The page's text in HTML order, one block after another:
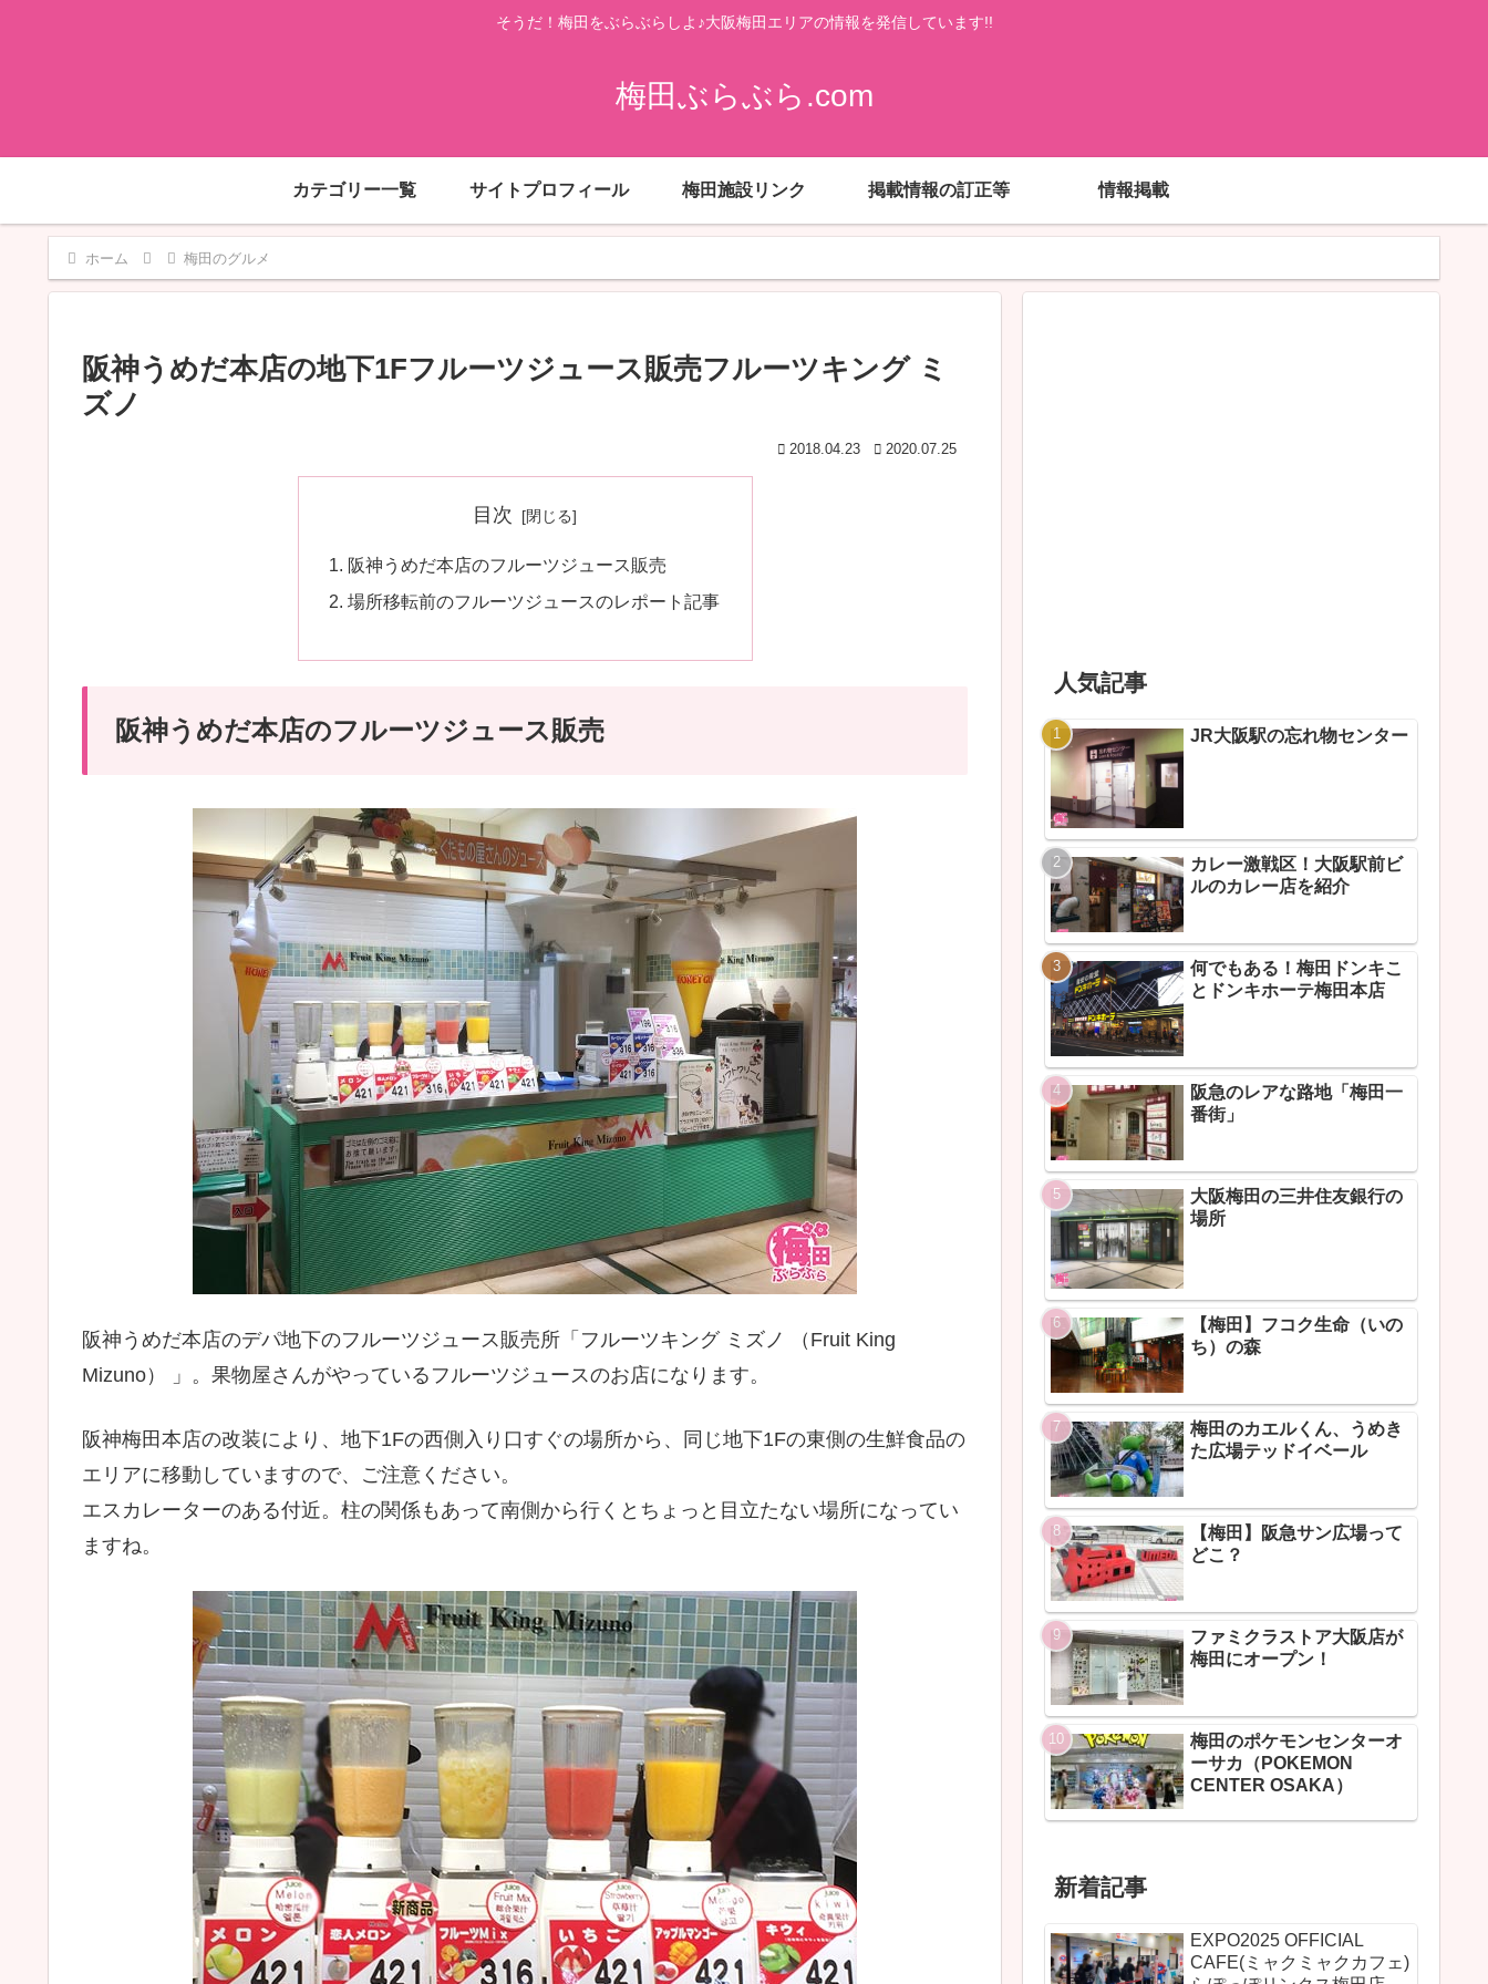
そうだ！梅田をぶらぶらしよ♪大阪梅田エリアの情報を発信しています!!
梅田ぶらぶら.com
カテゴリー一覧 サイトプロフィール 梅田施設リンク 掲載情報の訂正等 情報掲載
ホーム 梅田のグルメ
阪神うめだ本店の地下1Fフルーツジュース販売フルーツキング ミ
ズノ
2018.04.23 2020.07.25
目次
阪神うめだ本店のフルーツジュース販売
場所移転前のフルーツジュースのレポート記事
阪神うめだ本店のフルーツジュース販売
阪神うめだ本店のデパ地下のフルーツジュース販売所「フルーツキング ミズノ （Fruit King
Mizuno） 」。果物屋さんがやっているフルーツジュースのお店になります。
阪神梅田本店の改装により、地下1Fの西側入り口すぐの場所から、同じ地下1Fの東側の生鮮食品の
エリアに移動していますので、ご注意ください。
エスカレーターのある付近。柱の関係もあって南側から行くとちょっと目立たない場所になってい
ますね。
人気記事
JR大阪駅の忘れ物センター
カレー激戦区！大阪駅前ビ
ルのカレー店を紹介
何でもある！梅田ドンキこ
とドンキホーテ梅田本店
阪急のレアな路地「梅田一
番街」
大阪梅田の三井住友銀行の
場所
【梅田】フコク生命（いの
ち）の森
梅田のカエルくん、うめき
た広場テッドイベール
【梅田】阪急サン広場って
どこ？
ファミクラストア大阪店が
梅田にオープン！
梅田のポケモンセンターオ
ーサカ（POKEMON
CENTER OSAKA）
新着記事
EXPO2025 OFFICIAL
CAFE(ミャクミャクカフェ)